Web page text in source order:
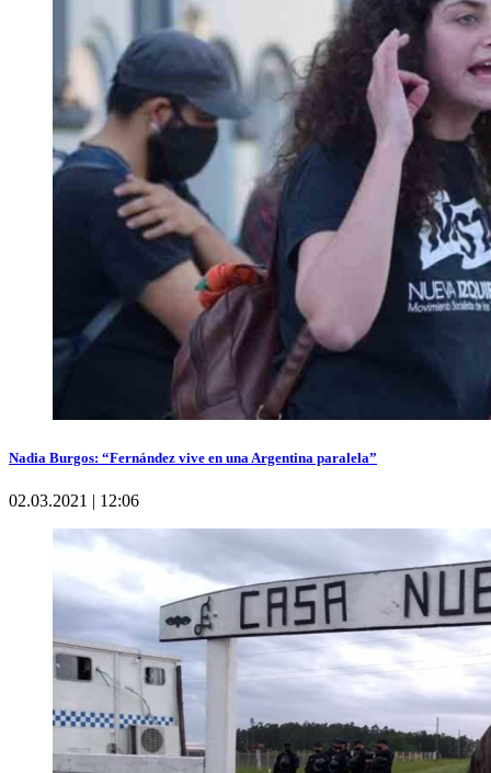
Nadia Burgos: “Fernández vive en una Argentina paralela”
02.03.2021 | 12:06